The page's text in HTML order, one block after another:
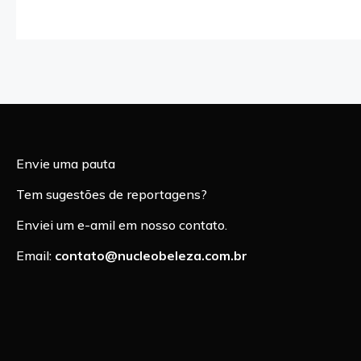
Envie uma pauta
Tem sugestões de reportagens?
Enviei um e-amil em nosso contato.
Email: contato@nucleobeleza.com.br